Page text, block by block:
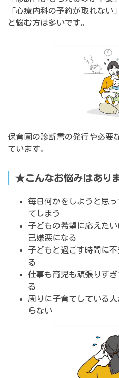
「心療内科の予約が取れない」
と悩む方は多いです。
保育園の診断書の発行や必要
ています。
★こんなお悩みはあり
毎日何かをしようと思
てしまう
子どもの希望に応えた
己嫌悪になる
子どもと過ごす時間に
る
仕事も育児も頑張りす
る
周りに子育てしている
らない